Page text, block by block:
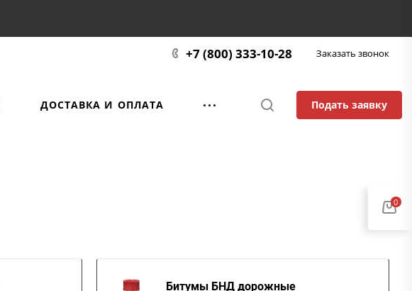
+7 (800) 333-10-28 Заказать звонок
ДОСТАВКА И ОПЛАТА Подать заявку
Битумы БНД дорожные
0